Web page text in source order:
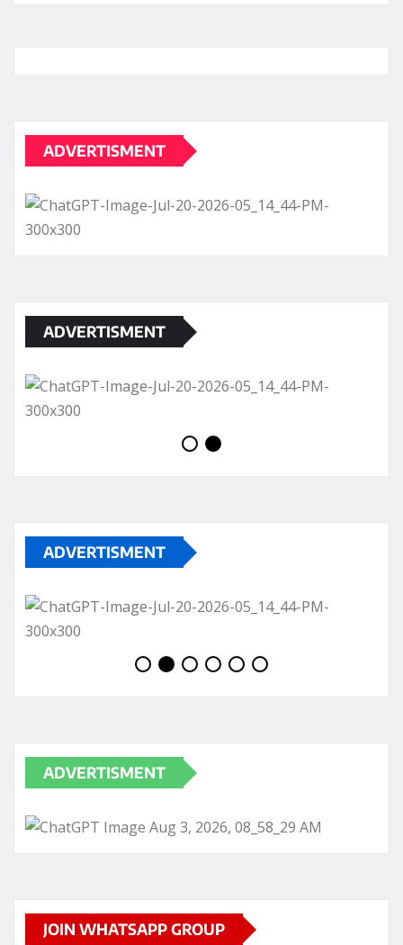
ADVERTISMENT
ADVERTISMENT
ADVERTISMENT
ADVERTISMENT
JOIN WHATSAPP GROUP